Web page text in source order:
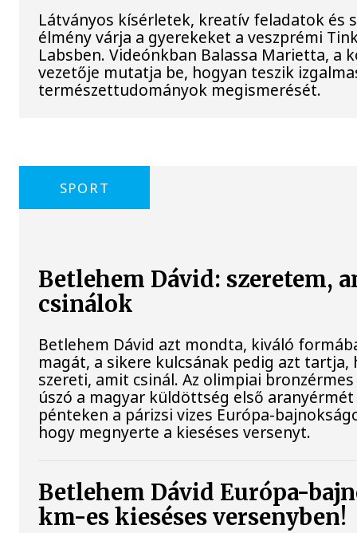
Látványos kísérletek, kreatív feladatok és
élmény várja a gyerekeket a veszprémi
Labsben. Videónkban Balassa Marietta, a
vezetője mutatja be, hogyan teszik
természettudományok megismerését.
SPORT
Betlehem Dávid: szeretem,
csinálok
Betlehem Dávid azt mondta, kiváló
magát, a sikere kulcsának pedig azt tartja,
szereti, amit csinál. Az olimpiai
úszó a magyar küldöttség első
pénteken a párizsi vizes Európa-
hogy megnyerte a kieséses versenyt.
Betlehem Dávid Európa-
km-es kieséses versenyben!